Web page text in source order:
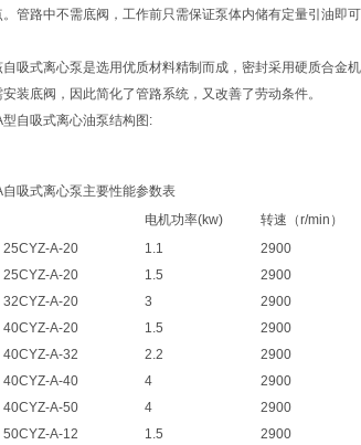
。管路中不需底阀，工作前只需保证泵体内储有定量引油即
式离心泵是选用优质材料精制而成，密封采用硬质合金
装底阀，因此简化了管路系统，又改善了劳动条件。
型自吸式离心油泵结构图:
自吸式离心泵主要性能参数表
电机功率(kw) 转速（r/min）
A-20
1.1 2900
A-20
1.5 2900
A-20
3 2900
A-20
1.5 2900
A-32
2.2 2900
A-40
4 2900
A-50
4 2900
A-12
1.5 2900